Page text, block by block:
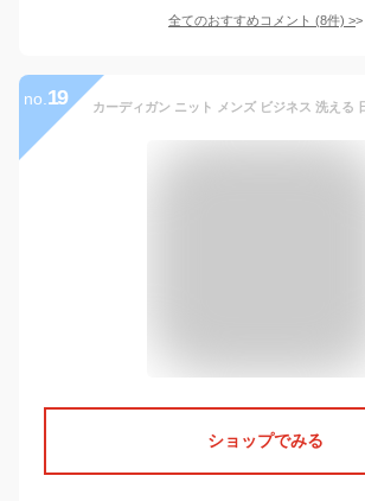
全てのおすすめコメント (8件) >
no. 19
ショップでみる